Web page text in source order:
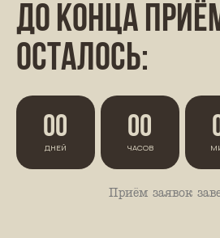
до конца
осталось:
00
ДНЕЙ
00
ЧАСОВ
Приём заявок